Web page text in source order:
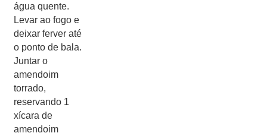
água quente.
Levar ao fogo e
deixar ferver até
o ponto de bala.
Juntar o
amendoim
torrado,
reservando 1
xícara de
amendoim